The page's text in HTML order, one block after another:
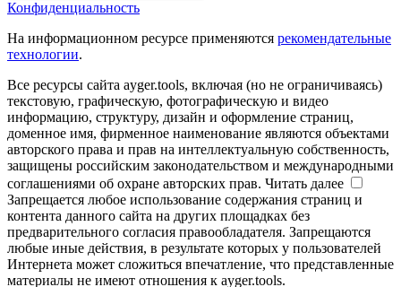
Конфиденциальность
На информационном ресурсе применяются рекомендательные
технологии.
Все ресурсы сайта ayger.tools, включая (но не ограничиваясь)
текстовую, графическую, фотографическую и видео
информацию, структуру, дизайн и оформление страниц,
доменное имя, фирменное наименование являются объектами
авторского права и прав на интеллектуальную собственность,
защищены российским законодательством и международными
соглашениями об охране авторских прав. Читать далее
Запрещается любое использование содержания страниц и
контента данного сайта на других площадках без
предварительного согласия правообладателя. Запрещаются
любые иные действия, в результате которых у пользователей
Интернета может сложиться впечатление, что представленные
материалы не имеют отношения к ayger.tools.